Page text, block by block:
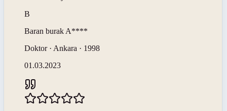
B
Baran burak A****
Doktor · Ankara · 1998
01.03.2023